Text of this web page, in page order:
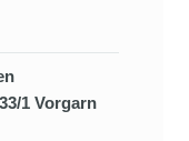
1 Vorgarn